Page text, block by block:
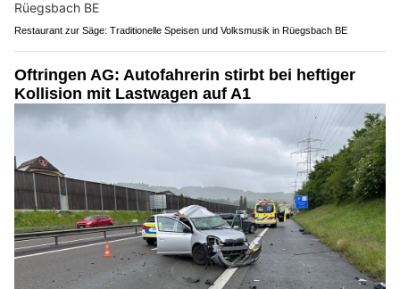
Restaurant zur Säge: Traditionelle Speisen und Volksmusik in Rüegsbach BE
Oftringen AG: Autofahrerin stirbt bei heftiger
Kollision mit Lastwagen auf A1